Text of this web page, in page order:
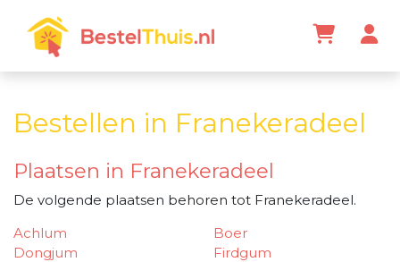
Bestellen in Franekeradeel
Plaatsen in Franekeradeel
De volgende plaatsen behoren tot Franekeradeel.
Achlum
Boer
Dongjum
Firdgum